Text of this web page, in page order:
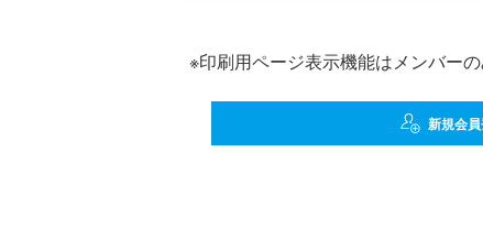
※印刷用ページ表示機能はメンバー
新規会